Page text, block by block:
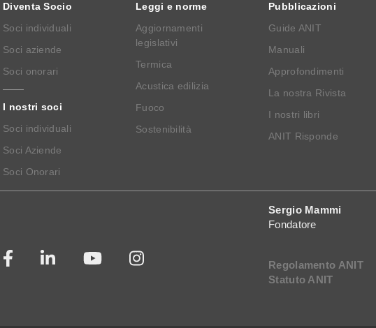
Diventa Socio
Soci individuali
Soci aziende
Soci onorari
I nostri soci
Soci individuali
Soci Aziende
Soci Onorari
Leggi e norme
Aggiornamenti
legislativi
Termica
Acustica edilizia
Fuoco
Sostenibilità
Pubblicazioni
Guide ANIT
Manuali
Approfondimenti
La nostra Rivista
I nostri libri
ANIT Risponde
Sergio Mammi
Fondatore
Regolamento ANIT
Statuto ANIT